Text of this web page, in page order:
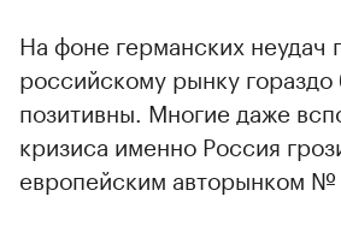
На фоне германских неудач
российскому рынку гораздо
позитивны. Многие даже
кризиса именно Россия
европейским авторынком №